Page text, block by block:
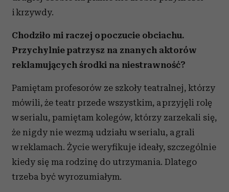
Partnerzy mogą połączyć te informacje z innymi danymi
korzystania z ich usług.
i krzywdy.
Chodziło mi raczej o poczucie obciachu.
Przychylnie patrzysz na znanych aktorów
reklamujących środki na niestrawność?
Pamiętam profesorów ze szkoły teatralnej, którzy
mówili, że teatr przede wszystkim, a przyjęli rolę
w serialu, pamiętam kolegów, którzy zarzekali się,
że nigdy nie wezmą udziału w serialu, a grali
w reklamach. Życie weryfikuje ideały, szczególnie
kiedy się ma rodzinę do utrzymania. Dlatego
trzeba być wyrozumiałym.